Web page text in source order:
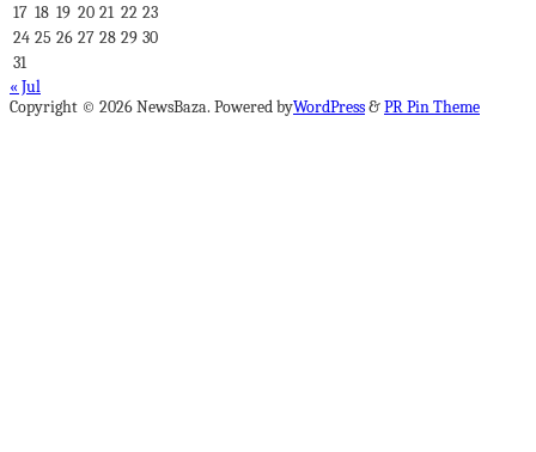
17 18 19 20 21 22 23
24 25 26 27 28 29 30
31
« Jul
Copyright © 2026 NewsBaza. Powered byWordPress&PR Pin Theme